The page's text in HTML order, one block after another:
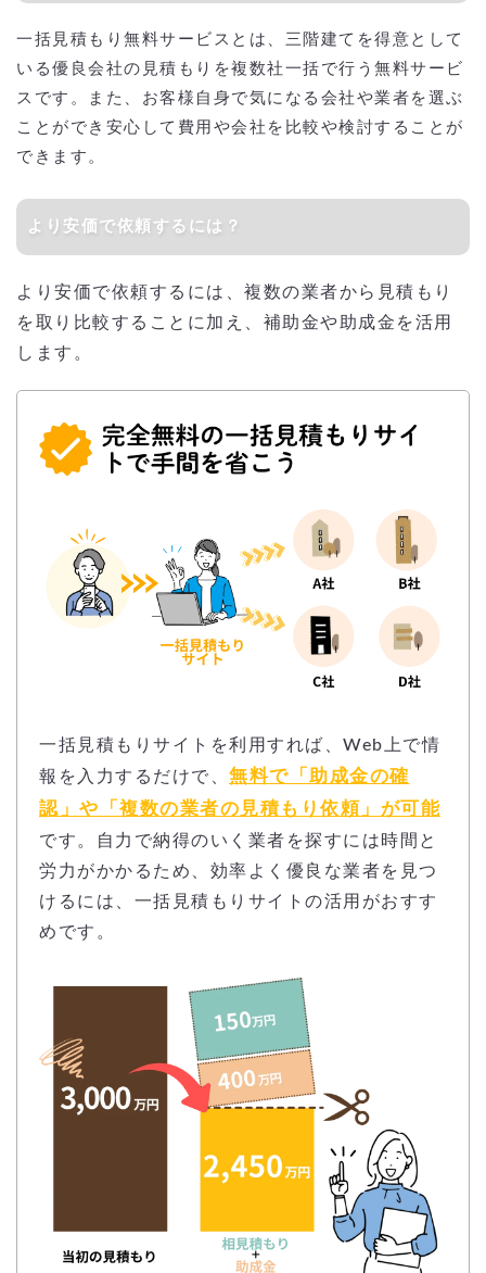
一括見積もり無料サービスとは、三階建てを得意として
いる優良会社の見積もりを複数社一括で行う無料サービ
スです。また、お客様自身で気になる会社や業者を選ぶ
ことができ安心して費用や会社を比較や検討することが
できます。
より安価で依頼するには？
より安価で依頼するには、複数の業者から見積もり
を取り比較することに加え、補助金や助成金を活用
します。
一括見積もりサイトを利用すれば、Web上で情
報を入力するだけで、 無料で「助成金の確
認」や「複数の業者の見積もり依頼」が可能
です。自力で納得のいく業者を探すには時間と
労力がかかるため、効率よく優良な業者を見つ
けるには、一括見積もりサイトの活用がおすす
めです。